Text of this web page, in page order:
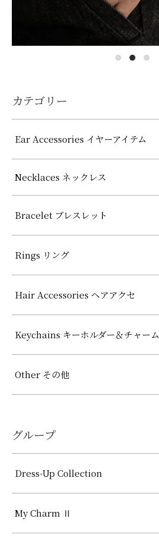
カテゴリー
Ear Accessories イヤーアイテム
Necklaces ネックレス
Bracelet ブレスレット
Rings リング
Hair Accessories ヘアアクセ
Keychains キーホルダー＆チャーム
Other その他
グループ
Dress-Up Collection
My Charm Ⅱ